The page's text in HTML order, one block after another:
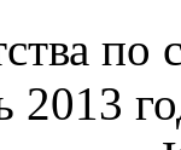
по
2013